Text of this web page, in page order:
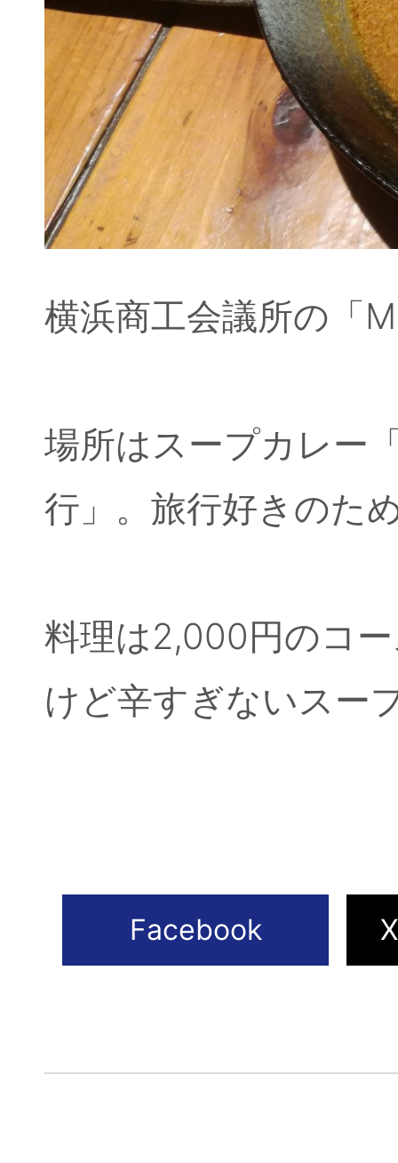
横浜商工会議所の「
場所はスープカレー
行」。旅行好きのた
料理は2,000円のコ
けど辛すぎないスー